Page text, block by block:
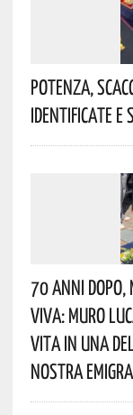
Potenza,
Identificate E
70 Anni
Viva: Muro
Vita In Una
Nostra